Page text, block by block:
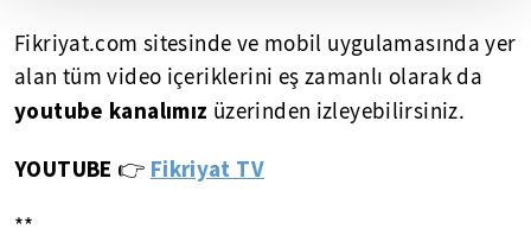
Fikriyat.com sitesinde ve mobil uygulamasında yer
alan tüm video içeriklerini eş zamanlı olarak da
youtube kanalımız üzerinden izleyebilirsiniz.
YOUTUBE 👉 Fikriyat TV
**